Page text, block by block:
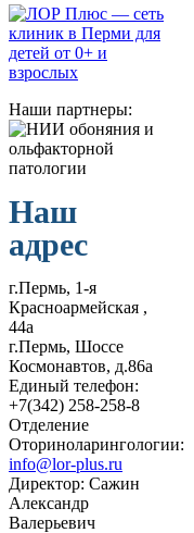
Наши партнеры:
Наш
адрес
г.Пермь, 1-я
Красноармейская ,
44а
г.Пермь, Шоссе
Космонавтов, д.86а
Единый телефон:
+7(342) 258-258-8
Отделение
Оториноларингологии:
info@lor-plus.ru
Директор: Сажин
Александр
Валерьевич